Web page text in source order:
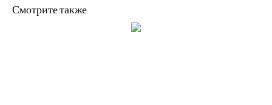
Смотрите также